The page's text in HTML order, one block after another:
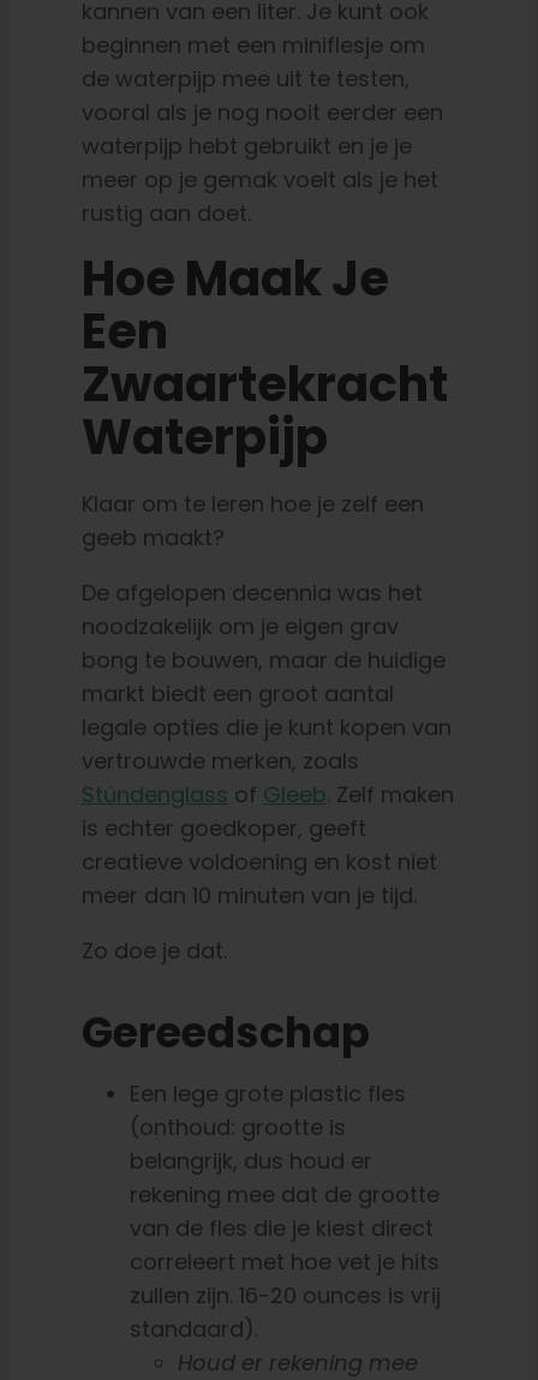
kannen van een liter. Je kunt ook
beginnen met een miniflesje om
de waterpijp mee uit te testen,
vooral als je nog nooit eerder een
waterpijp hebt gebruikt en je je
meer op je gemak voelt als je het
rustig aan doet.
Hoe Maak Je
Een
Zwaartekracht
Waterpijp
Klaar om te leren hoe je zelf een
geeb maakt?
De afgelopen decennia was het
noodzakelijk om je eigen grav
bong te bouwen, maar de huidige
markt biedt een groot aantal
legale opties die je kunt kopen van
vertrouwde merken, zoals
Stündenglass of Gleeb. Zelf maken
is echter goedkoper, geeft
creatieve voldoening en kost niet
meer dan 10 minuten van je tijd.
Zo doe je dat.
Gereedschap
Een lege grote plastic fles
(onthoud: grootte is
belangrijk, dus houd er
rekening mee dat de grootte
van de fles die je kiest direct
correleert met hoe vet je hits
zullen zijn. 16-20 ounces is vrij
standaard).
Houd er rekening mee